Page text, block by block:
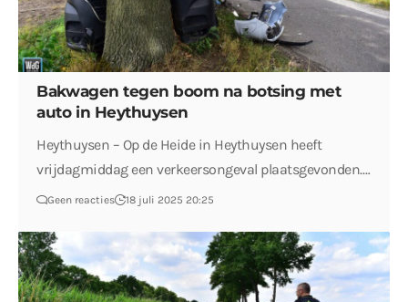
Bakwagen tegen boom na botsing met
auto in Heythuysen
Heythuysen – Op de Heide in Heythuysen heeft
vrijdagmiddag een verkeersongeval plaatsgevonden.…
Geen reacties 18 juli 2025 20:25